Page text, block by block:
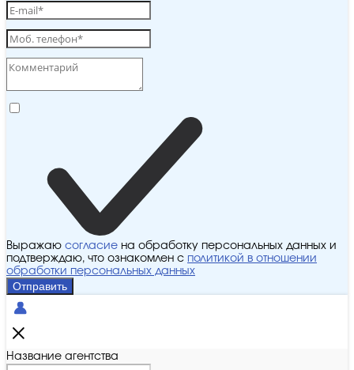
Выражаю согласие на обработку персональных данных и
подтверждаю, что ознакомлен с политикой в отношении
обработки персональных данных
Отправить
Название агентства